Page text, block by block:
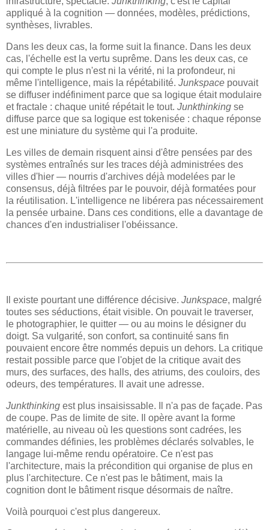
appliqué à la cognition — données, modèles, prédictions,
synthèses, livrables.
Dans les deux cas, la forme suit la finance. Dans les deux
cas, l'échelle est la vertu suprême. Dans les deux cas, ce
qui compte le plus n'est ni la vérité, ni la profondeur, ni
même l'intelligence, mais la répétabilité. Junkspace pouvait
se diffuser indéfiniment parce que sa logique était modulaire
et fractale : chaque unité répétait le tout. Junkthinking se
diffuse parce que sa logique est tokenisée : chaque réponse
est une miniature du système qui l'a produite.
Les villes de demain risquent ainsi d'être pensées par des
systèmes entraînés sur les traces déjà administrées des
villes d'hier — nourris d'archives déjà modelées par le
consensus, déjà filtrées par le pouvoir, déjà formatées pour
la réutilisation. L'intelligence ne libérera pas nécessairement
la pensée urbaine. Dans ces conditions, elle a davantage de
chances d'en industrialiser l'obéissance.
Il existe pourtant une différence décisive. Junkspace, malgré
toutes ses séductions, était visible. On pouvait le traverser,
le photographier, le quitter — ou au moins le désigner du
doigt. Sa vulgarité, son confort, sa continuité sans fin
pouvaient encore être nommés depuis un dehors. La critique
restait possible parce que l'objet de la critique avait des
murs, des surfaces, des halls, des atriums, des couloirs, des
odeurs, des températures. Il avait une adresse.
Junkthinking est plus insaisissable. Il n'a pas de façade. Pas
de coupe. Pas de limite de site. Il opère avant la forme
matérielle, au niveau où les questions sont cadrées, les
commandes définies, les problèmes déclarés solvables, le
langage lui-même rendu opératoire. Ce n'est pas
l'architecture, mais la précondition qui organise de plus en
plus l'architecture. Ce n'est pas le bâtiment, mais la
cognition dont le bâtiment risque désormais de naître.
Voilà pourquoi c'est plus dangereux.